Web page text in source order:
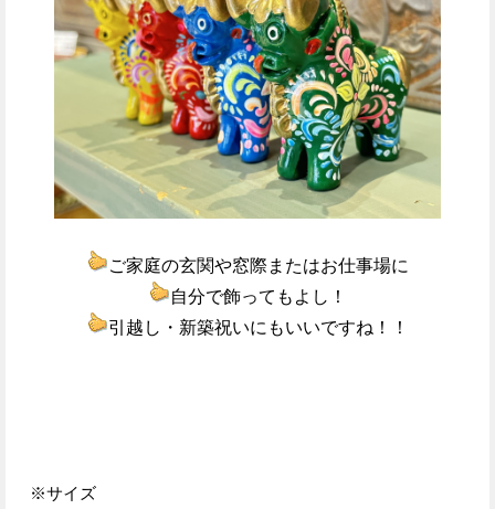
ご家庭の玄関や窓際またはお仕事場に
自分で飾ってもよし！
引越し・新築祝いにもいいですね！！
※サイズ